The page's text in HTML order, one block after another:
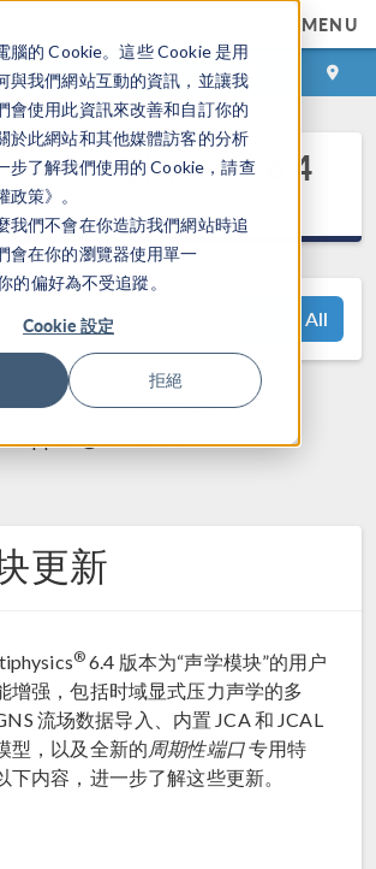
腦的 Cookie。這些 Cookie 是用
與我們網站互動的資訊，並讓我
會使用此資訊來改善和自訂你的
於此網站和其他媒體訪客的分析
步了解我們使用的 Cookie，請查
策》。
我們不會在你造訪我們網站時追
會在你的瀏覽器使用單一
的偏好為不受追蹤。
Cookie 設定
拒絕
MENU
登录 咨询与购买
Multiphysics® 6.4
View All
有问题，请与我们联系：
support@comsol.com
更新
® 6.4 版本为“声学模块”的用户
增强，包括时域显式压力声学的多
流场数据导入、内置 JCA 和 JCAL
型，以及全新的周期性端口专用特
下内容，进一步了解这些更新。